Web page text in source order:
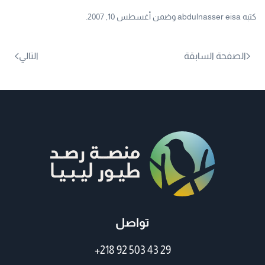
كتبه abdulnasser eisaوضمن أغسطس 10, 2007
الصفحة السابقة التالي
تواصل
+218 92 503 43 29